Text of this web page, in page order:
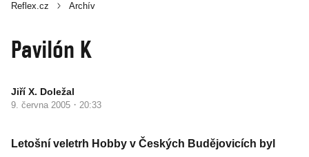
Reflex.cz Archív
Pavilón K
Jiří X. Doležal
9. června 2005 · 20:33
Letošní veletrh Hobby v Českých Budějovicích byl